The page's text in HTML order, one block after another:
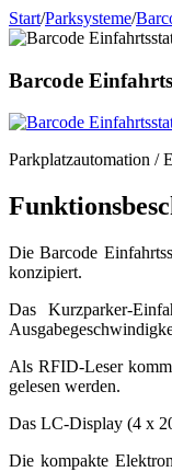
Start/Parksysteme/
Barcode
Parkplatzautomation /
Die Barcode
konzipiert.
Das Kurzparker-
Als RFID-Leser
gelesen werden.
Das LC-Display (4 x
Die kompakte